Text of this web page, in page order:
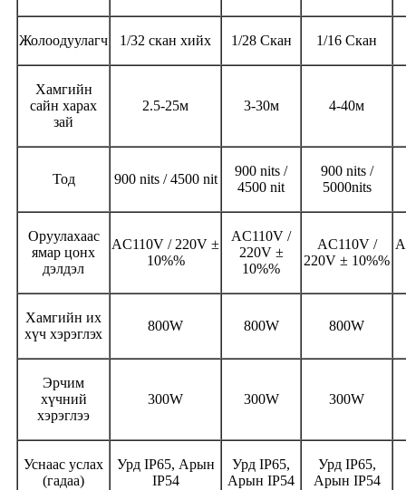
Жолоодуулагч 1/32 скан хийх 1/28 Скан 1/16 Скан
Хамгийн
сайн харах
зай
2.5-25м 3-30м 4-40м
Тод 900 nits / 4500 nit
900 nits /
4500 nit
900 nits /
5000nits
Оруулахаас
ямар цонх
дэлдэл
AC110V / 220V ±
10%%
AC110V /
220V ±
10%%
AC110V /
220V ± 10%%
Хамгийн их
хүч хэрэглэх
800W 800W 800W
Эрчим
хүчний
хэрэглээ
300W 300W 300W
Уснаас услах
(гадаа)
Урд IP65, Арын
IP54
Урд IP65,
Арын IP54
Урд IP65,
Арын IP54